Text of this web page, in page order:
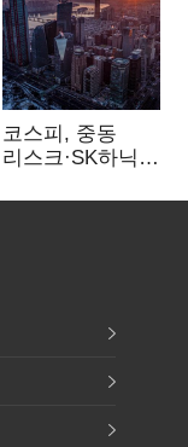
코스피, 중동
리스크·SK하닉
뒷걸음